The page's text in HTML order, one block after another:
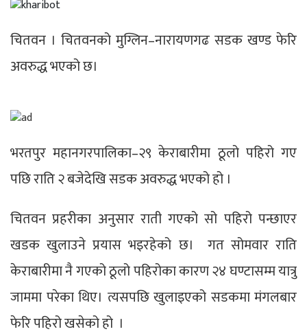
चितवन । चितवनको मुग्लिन–नारायणगढ सडक खण्ड फेरि
अवरुद्ध भएको छ।
भरतपुर महानगरपालिका–२९ केराबारीमा ठूलो पहिरो गए
पछि राति २ बजेदेखि सडक अवरुद्ध भएको हो ।
चितवन प्रहरीका अनुसार राती गएको सो पहिरो पन्छाएर
खडक खुलाउने प्रयास भइरहेको छ। गत सोमवार राति
केराबारीमा नै गएको ठूलो पहिरोका कारण २४ घण्टासम्म यात्रु
जाममा परेका थिए। त्यसपछि खुलाइएको सडकमा मंगलबार
फेरि पहिरो खसेको हो ।